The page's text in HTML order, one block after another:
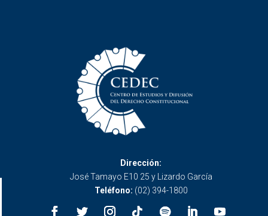
Dirección:
José Tamayo E10 25 y Lizardo García
Teléfono: (02) 394-1800